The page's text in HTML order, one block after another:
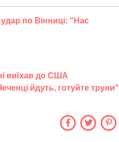
по Вінниці: "Нас
виїхав до США
йдуть, готуйте труни"